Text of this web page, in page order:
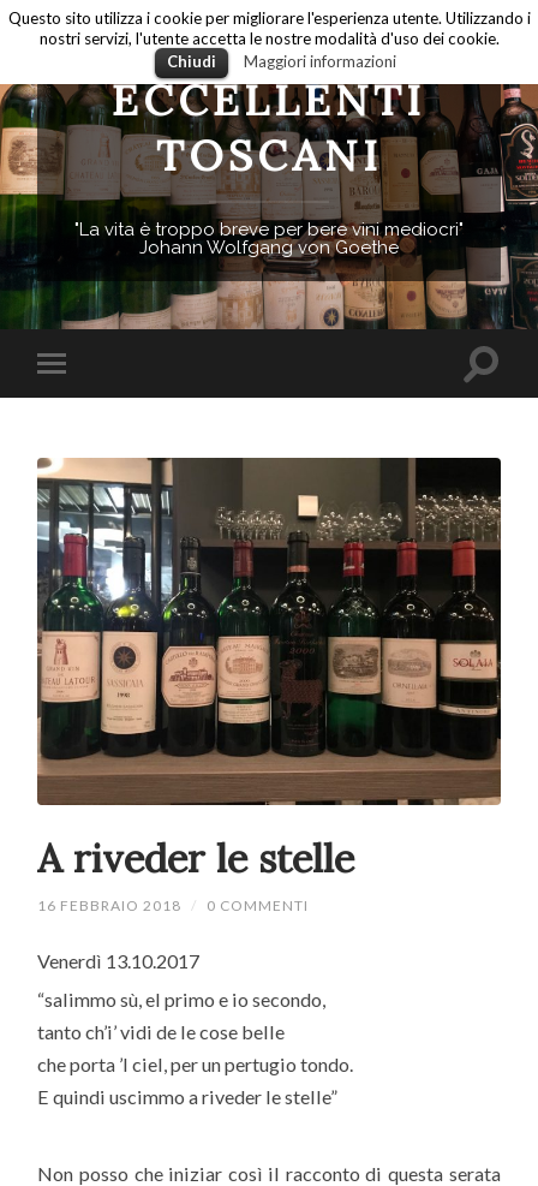
ECCELLENTI
TOSCANI
"La vita è troppo breve per bere vini mediocri"
Johann Wolfgang von Goethe
A riveder le stelle
16 FEBBRAIO 2018 / 0 COMMENTI
Venerdì 13.10.2017
“salimmo sù, el primo e io secondo,
tanto ch’i’ vidi de le cose belle
che porta ’l ciel, per un pertugio tondo.
E quindi uscimmo a riveder le stelle”
Non posso che iniziar così il racconto di questa serata
Questo sito utilizza i cookie per migliorare l'esperienza utente. Utilizzando i
nostri servizi, l'utente accetta le nostre modalità d'uso dei cookie.
Chiudi
Maggiori informazioni